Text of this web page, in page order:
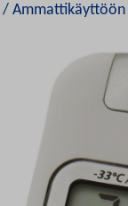
/ Ammattikäyttöön